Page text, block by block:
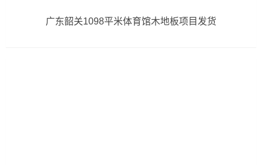
广东韶关1098平米体育馆木地板项目发货